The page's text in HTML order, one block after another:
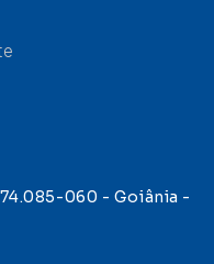
74.085-060 - Goiânia -